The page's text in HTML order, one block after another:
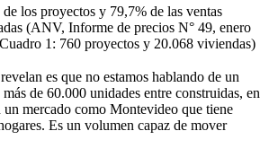
de los proyectos y 79,7% de las ventas
(ANV, Informe de precios N° 49, enero
1: 760 proyectos y 20.068 viviendas)
es que no estamos hablando de un
de 60.000 unidades entre construidas, en
un mercado como Montevideo que tiene
Es un volumen capaz de mover